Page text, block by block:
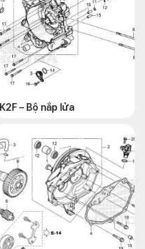
K2F – Bộ nắp lửa